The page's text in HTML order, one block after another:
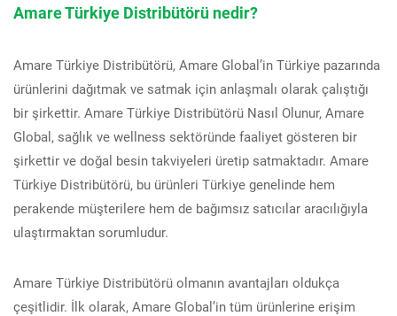
Amare Türkiye Distribütörü nedir?
Amare Türkiye Distribütörü, Amare Global’in Türkiye pazarında
ürünlerini dağıtmak ve satmak için anlaşmalı olarak çalıştığı
bir şirkettir. Amare Türkiye Distribütörü Nasıl Olunur, Amare
Global, sağlık ve wellness sektöründe faaliyet gösteren bir
şirkettir ve doğal besin takviyeleri üretip satmaktadır. Amare
Türkiye Distribütörü, bu ürünleri Türkiye genelinde hem
perakende müşterilere hem de bağımsız satıcılar aracılığıyla
ulaştırmaktan sorumludur.
Amare Türkiye Distribütörü olmanın avantajları oldukça
çeşitlidir. İlk olarak, Amare Global’in tüm ürünlerine erişim